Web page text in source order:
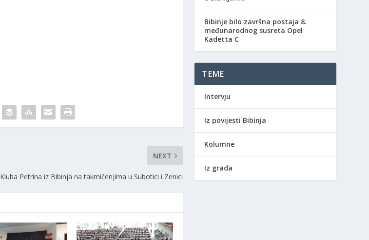
NEXT
Kluba Petrina iz Bibinja na takmičenjima u Subotici i Zenici
Bibinje bilo završna postaja 8.
međunarodnog susreta Opel
Kadetta C
TEME
Intervju
Iz povijesti Bibinja
Kolumne
Iz grada